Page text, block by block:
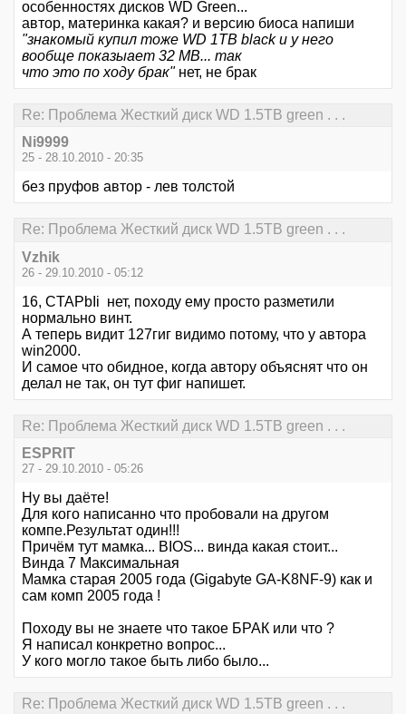
особенностях дисков WD Green...
автор, материнка какая? и версию биоса напиши
"знакомый купил тоже WD 1TB black и у него
вообще показыает 32 MB... так
что это по ходу брак"нет, не брак
Re: Проблема Жесткий диск WD 1.5TB green . . .
Ni9999
25 - 28.10.2010 - 20:35
без пруфов автор - лев толстой
Re: Проблема Жесткий диск WD 1.5TB green . . .
Vzhik
26 - 29.10.2010 - 05:12
16, CTAPbIi нет, походу ему просто разметили
нормально винт.
А теперь видит 127гиг видимо потому, что у автора
win2000.
И самое что обидное, когда автору объяснят что он
делал не так, он тут фиг напишет.
Re: Проблема Жесткий диск WD 1.5TB green . . .
ESPRIT
27 - 29.10.2010 - 05:26
Ну вы даёте!
Для кого написанно что пробовали на другом
компе.Результат один!!!
Причём тут мамка... BIOS... винда какая стоит...
Винда 7 Максимальная
Мамка старая 2005 года (Gigabyte GA-K8NF-9) как и
сам комп 2005 года !
Походу вы не знаете что такое БРАК или что ?
Я написал конкретно вопрос...
У кого могло такое быть либо было...
Re: Проблема Жесткий диск WD 1.5TB green . . .